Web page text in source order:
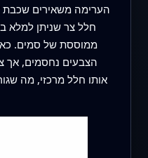
הערימה משאירים
חלל צר שניתן למלא
ממוססת של סמים.
הצבעים נחסמים, אך
אותו חלל מרכזי, מה